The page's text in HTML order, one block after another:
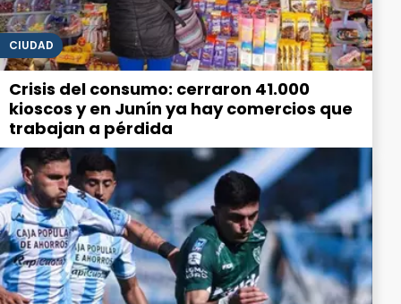
CIUDAD
Crisis del consumo: cerraron 41.000
kioscos y en Junín ya hay comercios que
trabajan a pérdida